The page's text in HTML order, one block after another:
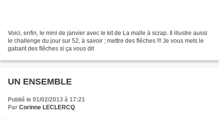
Voici, enfin, le mini de janvier avec le kit de La malle à scrap. Il illustre aussi
le challenge du jour sur 52, à savoir ; mettre des flêches !!! Je vous mets le
gabarit des flêches si ça vous dit
UN ENSEMBLE
Publié le 01/02/2013 à 17:21
Par Corinne LECLERCQ